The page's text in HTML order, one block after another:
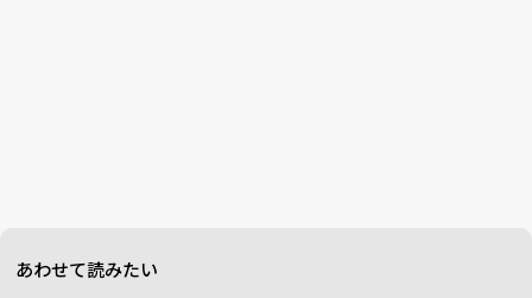
あわせて読みたい